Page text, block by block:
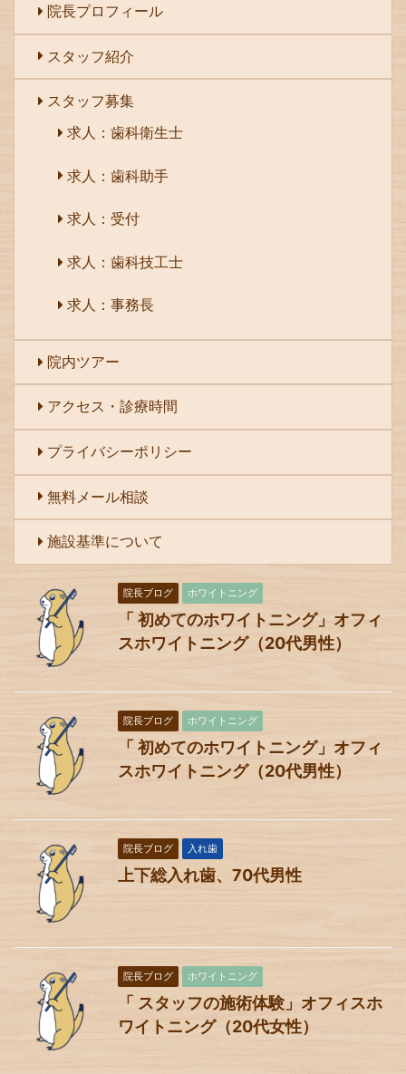
院長プロフィール
スタッフ紹介
スタッフ募集
求人：歯科衛生士
求人：歯科助手
求人：受付
求人：歯科技工士
求人：事務長
院内ツアー
アクセス・診療時間
プライバシーポリシー
無料メール相談
施設基準について
院長ブログ ホワイトニング
「 初めてのホワイトニング」オフィ
スホワイトニング（20代男性）
院長ブログ ホワイトニング
「 初めてのホワイトニング」オフィ
スホワイトニング（20代男性）
院長ブログ 入れ歯
上下総入れ歯、70代男性
院長ブログ ホワイトニング
「 スタッフの施術体験」オフィスホ
ワイトニング（20代女性）